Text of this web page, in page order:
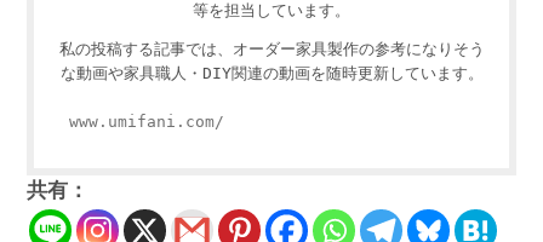
等を担当しています。
私の投稿する記事では、オーダー家具製作の参考になりそう
な動画や家具職人・DIY関連の動画を随時更新しています。
www.umifani.com/
共有：